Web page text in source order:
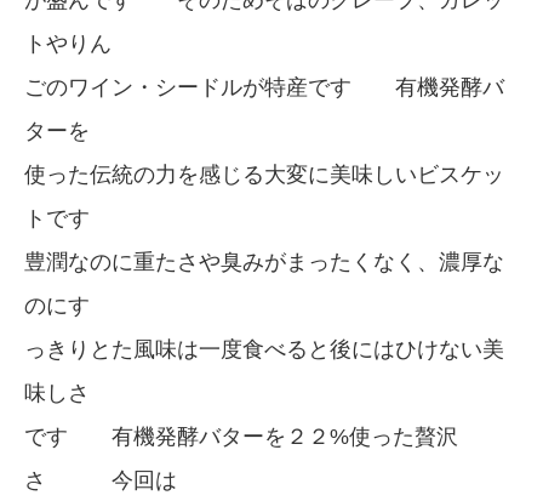
トやりん
ごのワイン・シードルが特産です 有機発酵バ
ターを
使った伝統の力を感じる大変に美味しいビスケッ
トです
豊潤なのに重たさや臭みがまったくなく、濃厚な
のにす
っきりとた風味は一度食べると後にはひけない美
味しさ
です 有機発酵バターを２２%使った贅沢
さ 今回は